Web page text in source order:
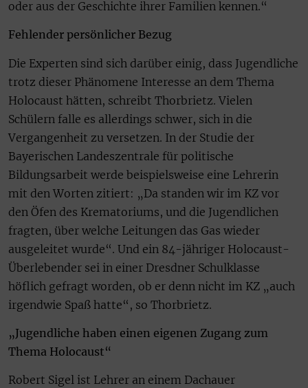
oder aus der Geschichte ihrer Familien kennen.“
Fehlender persönlicher Bezug
Die Experten sind sich darüber einig, dass Jugendliche
trotz dieser Phänomene Interesse an dem Thema
Holocaust hätten, schreibt Thorbrietz. Vielen
Schülern falle es allerdings schwer, sich in die
Vergangenheit zu versetzen. In der Studie der
Bayerischen Landeszentrale für politische
Bildungsarbeit werde beispielsweise eine Lehrerin
mit den Worten zitiert: „Da standen wir im KZ vor
den Öfen des Krematoriums, und die Jugendlichen
fragten, über welche Leitungen das Gas wieder
ausgeleitet wurde“. Und ein 84-jähriger Holocaust-
Überlebender sei in einer Dresdner Schulklasse
höflich gefragt worden, ob er denn nicht im KZ „auch
irgendwie Spaß hatte“, so Thorbrietz.
„Jugendliche haben einen eigenen Zugang zum
Thema Holocaust“
Robert Sigel ist Lehrer an einem Dachauer